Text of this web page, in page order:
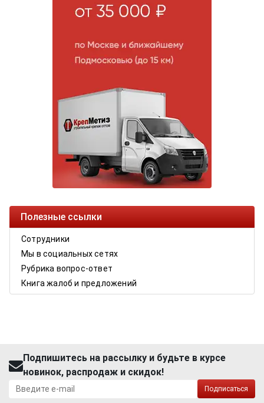
Полезные ссылки
Сотрудники
Мы в социальных сетях
Рубрика вопрос-ответ
Книга жалоб и предложений
Подпишитесь на рассылку и будьте в курсе
новинок, распродаж и скидок!
Подписаться